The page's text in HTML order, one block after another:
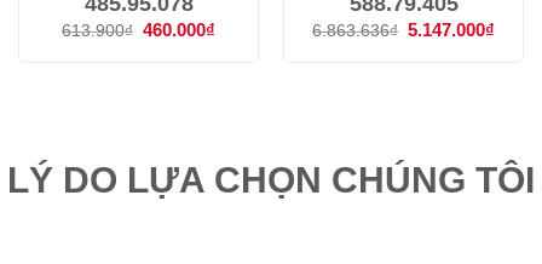
613.900₫ Giá
460.000₫ 6.863.636₫ Giá
5.147.000₫
LÝ DO LỰA CHỌN CHÚNG TÔI